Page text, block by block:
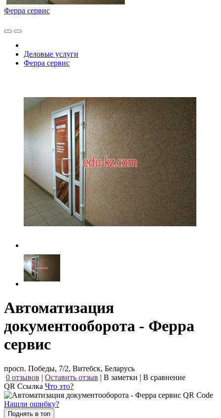
Ферра сервис
Деловые услуги
Ферра сервис
Автоматизация
документооборота - Ферра
сервис
просп. Победы, 7/2, Витебск, Беларусь
0 отзывов | Оставить отзыв | В заметки | В сравнение
QR Ссылка Что это?
Нашли ошибку?
Поднять в топ